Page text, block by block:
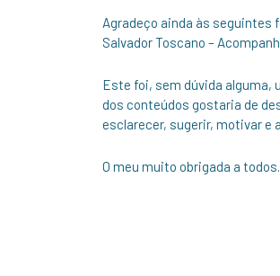
Agradeço ainda às seguintes
Salvador Toscano –
Este foi, sem dúvida alguma,
dos conteúdos gostaria de
esclarecer, sugerir, motivar e
O meu muito obrigada a